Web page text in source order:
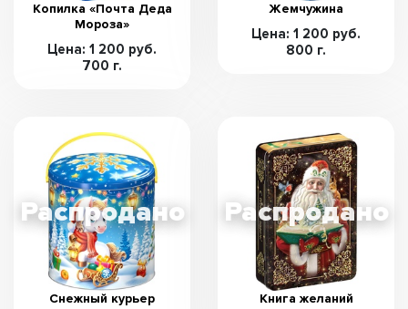
Копилка «Почта Деда
Мороза»
Цена: 1 200 руб.
700 г.
Жемчужина
Цена: 1 200 руб.
800 г.
Снежный курьер Книга желаний